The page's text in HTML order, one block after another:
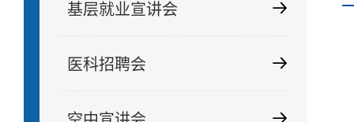
基层就业宣讲会
医科招聘会